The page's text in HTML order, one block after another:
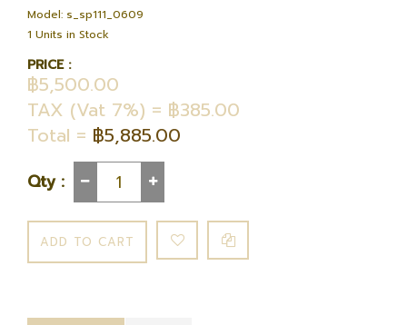
Model: s_sp111_0609
1 Units in Stock
PRICE :
฿5,500.00
TAX (Vat 7%) = ฿385.00
Total = ฿5,885.00
Qty :